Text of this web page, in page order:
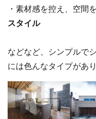
・素材感を控え、空間
スタイル
などなど、シンプルで
には色んなタイプがあ